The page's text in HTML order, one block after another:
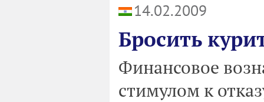
14.02.2009
Бросить
Финансовое
стимулом к